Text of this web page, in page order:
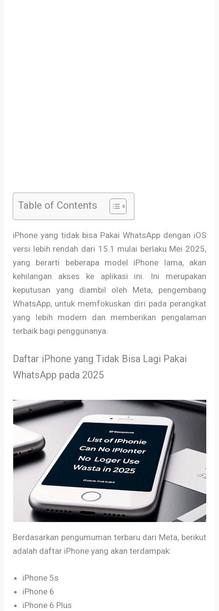
Table of Contents
iPhone yang tidak bisa Pakai WhatsApp dengan iOS
versi lebih rendah dari 15.1 mulai berlaku Mei 2025,
yang berarti beberapa model iPhone lama, akan
kehilangan akses ke aplikasi ini. Ini merupakan
keputusan yang diambil oleh Meta, pengembang
WhatsApp, untuk memfokuskan diri pada perangkat
yang lebih modern dan memberikan pengalaman
terbaik bagi penggunanya.
Daftar iPhone yang Tidak Bisa Lagi Pakai
WhatsApp pada 2025
Berdasarkan pengumuman terbaru dari Meta, berikut
adalah daftar iPhone yang akan terdampak:
iPhone 5s
iPhone 6
iPhone 6 Plus